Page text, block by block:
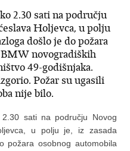
2.30 sati na području
Holjevca, u polju
došlo je do požara
novogradiških
49-godišnjaka.
Požar su ugasili
nije bilo.
sati na području Novog
u polju je, iz zasada
požara osobnog automobila